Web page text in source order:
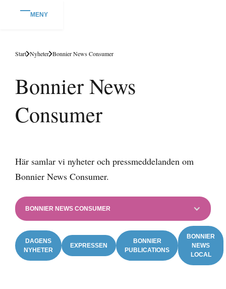
MENY
Start Nyheter Bonnier News Consumer
Bonnier News
Consumer
Här samlar vi nyheter och pressmeddelanden om
Bonnier News Consumer.
BONNIER NEWS CONSUMER
DAGENS
NYHETER
EXPRESSEN
BONNIER
PUBLICATIONS
BONNIER
NEWS
LOCAL